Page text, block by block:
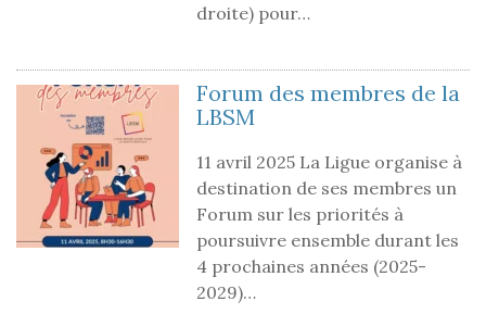
droite) pour…
Forum des membres de la
LBSM
11 avril 2025 La Ligue organise à
destination de ses membres un
Forum sur les priorités à
poursuivre ensemble durant les
4 prochaines années (2025-
2029)…